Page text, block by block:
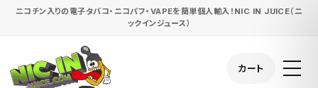
ニコチン入りの電子タバコ・ニコパフ・VAPEを簡単個人輸入！NIC IN JUICE（ニ
ックインジュース）
カート